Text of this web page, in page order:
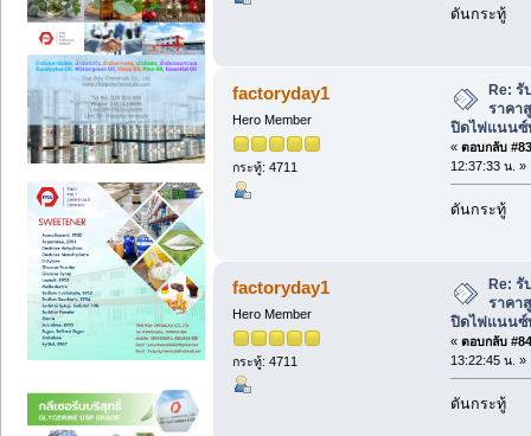
ดันกระทู้
factoryday1
Hero Member
กระทู้: 4711
Re: รั
ราคา
ปิดไฟแนนซ์
« ตอบกลับ
12:37:33 น. »
ดันกระทู้
factoryday1
Hero Member
กระทู้: 4711
Re: รั
ราคา
ปิดไฟแนนซ์
« ตอบกลับ
13:22:45 น. »
ดันกระทู้